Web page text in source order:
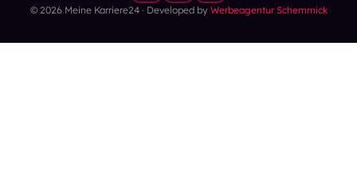
© 2026 Meine Karriere24 · Developed by Werbeagentur Schemmick